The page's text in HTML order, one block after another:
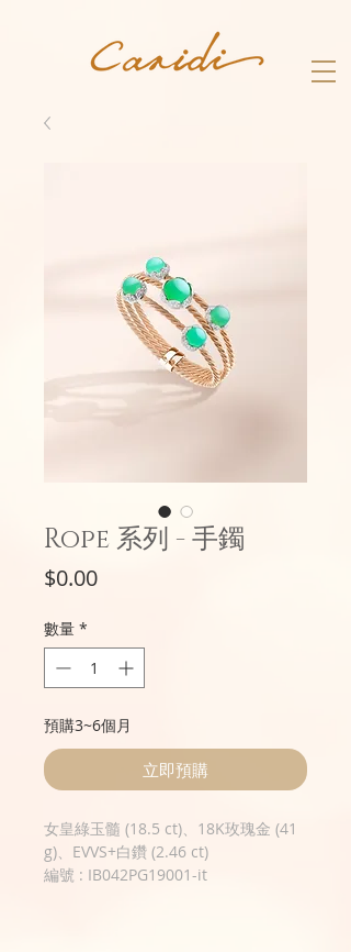
Rope 系列 - 手鐲
$0.00價
數量 *
預購3~6個月
立即預購
女皇綠玉髓 (18.5 ct)、18K玫瑰金 (41
g)、EVVS+白鑽 (2.46 ct)
編號 : IB042PG19001-it